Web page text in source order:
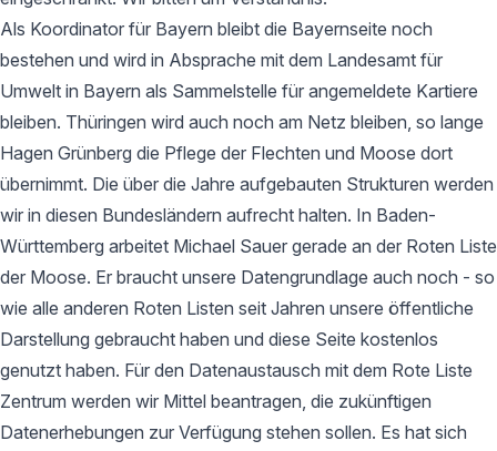
Als Koordinator für Bayern bleibt die Bayernseite noch
bestehen und wird in Absprache mit dem Landesamt für
Umwelt in Bayern als Sammelstelle für angemeldete Kartiere
bleiben. Thüringen wird auch noch am Netz bleiben, so lange
Hagen Grünberg die Pflege der Flechten und Moose dort
übernimmt. Die über die Jahre aufgebauten Strukturen werden
wir in diesen Bundesländern aufrecht halten. In Baden-
Württemberg arbeitet Michael Sauer gerade an der Roten Liste
der Moose. Er braucht unsere Datengrundlage auch noch - so
wie alle anderen Roten Listen seit Jahren unsere öffentliche
Darstellung gebraucht haben und diese Seite kostenlos
genutzt haben. Für den Datenaustausch mit dem Rote Liste
Zentrum werden wir Mittel beantragen, die zukünftigen
Datenerhebungen zur Verfügung stehen sollen. Es hat sich